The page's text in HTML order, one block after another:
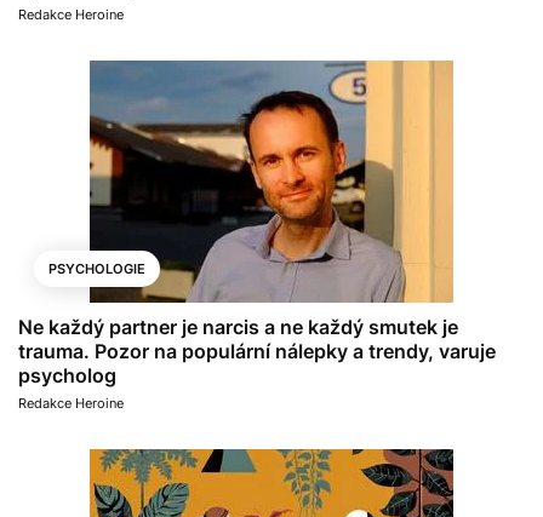
Redakce Heroine
PSYCHOLOGIE
Ne každý partner je narcis a ne každý smutek je
trauma. Pozor na populární nálepky a trendy, varuje
psycholog
Redakce Heroine